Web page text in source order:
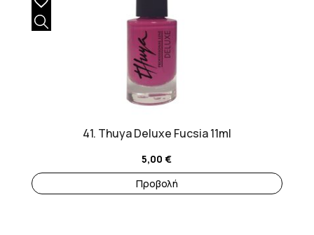
41. Thuya Deluxe Fucsia 11ml
5,00€
Προβολή